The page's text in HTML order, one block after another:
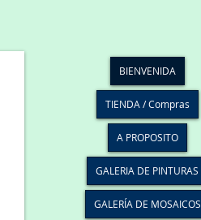
BIENVENIDA
TIENDA / Compras
A PROPOSITO
GALERIA DE PINTURAS
GALERÍA DE MOSAICOS